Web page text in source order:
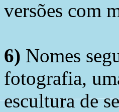
versões com
6) Nomes
fotografia,
escultura de